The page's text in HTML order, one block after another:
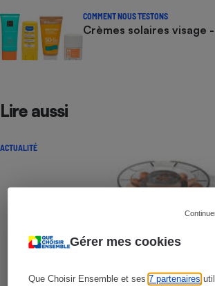
Gérer mes cookies
Que Choisir Ensemble et ses7 partenaires
COMMENT NOUS TESTONS
Crèmes solaires visage
Lire aussi
ACTUALITÉ